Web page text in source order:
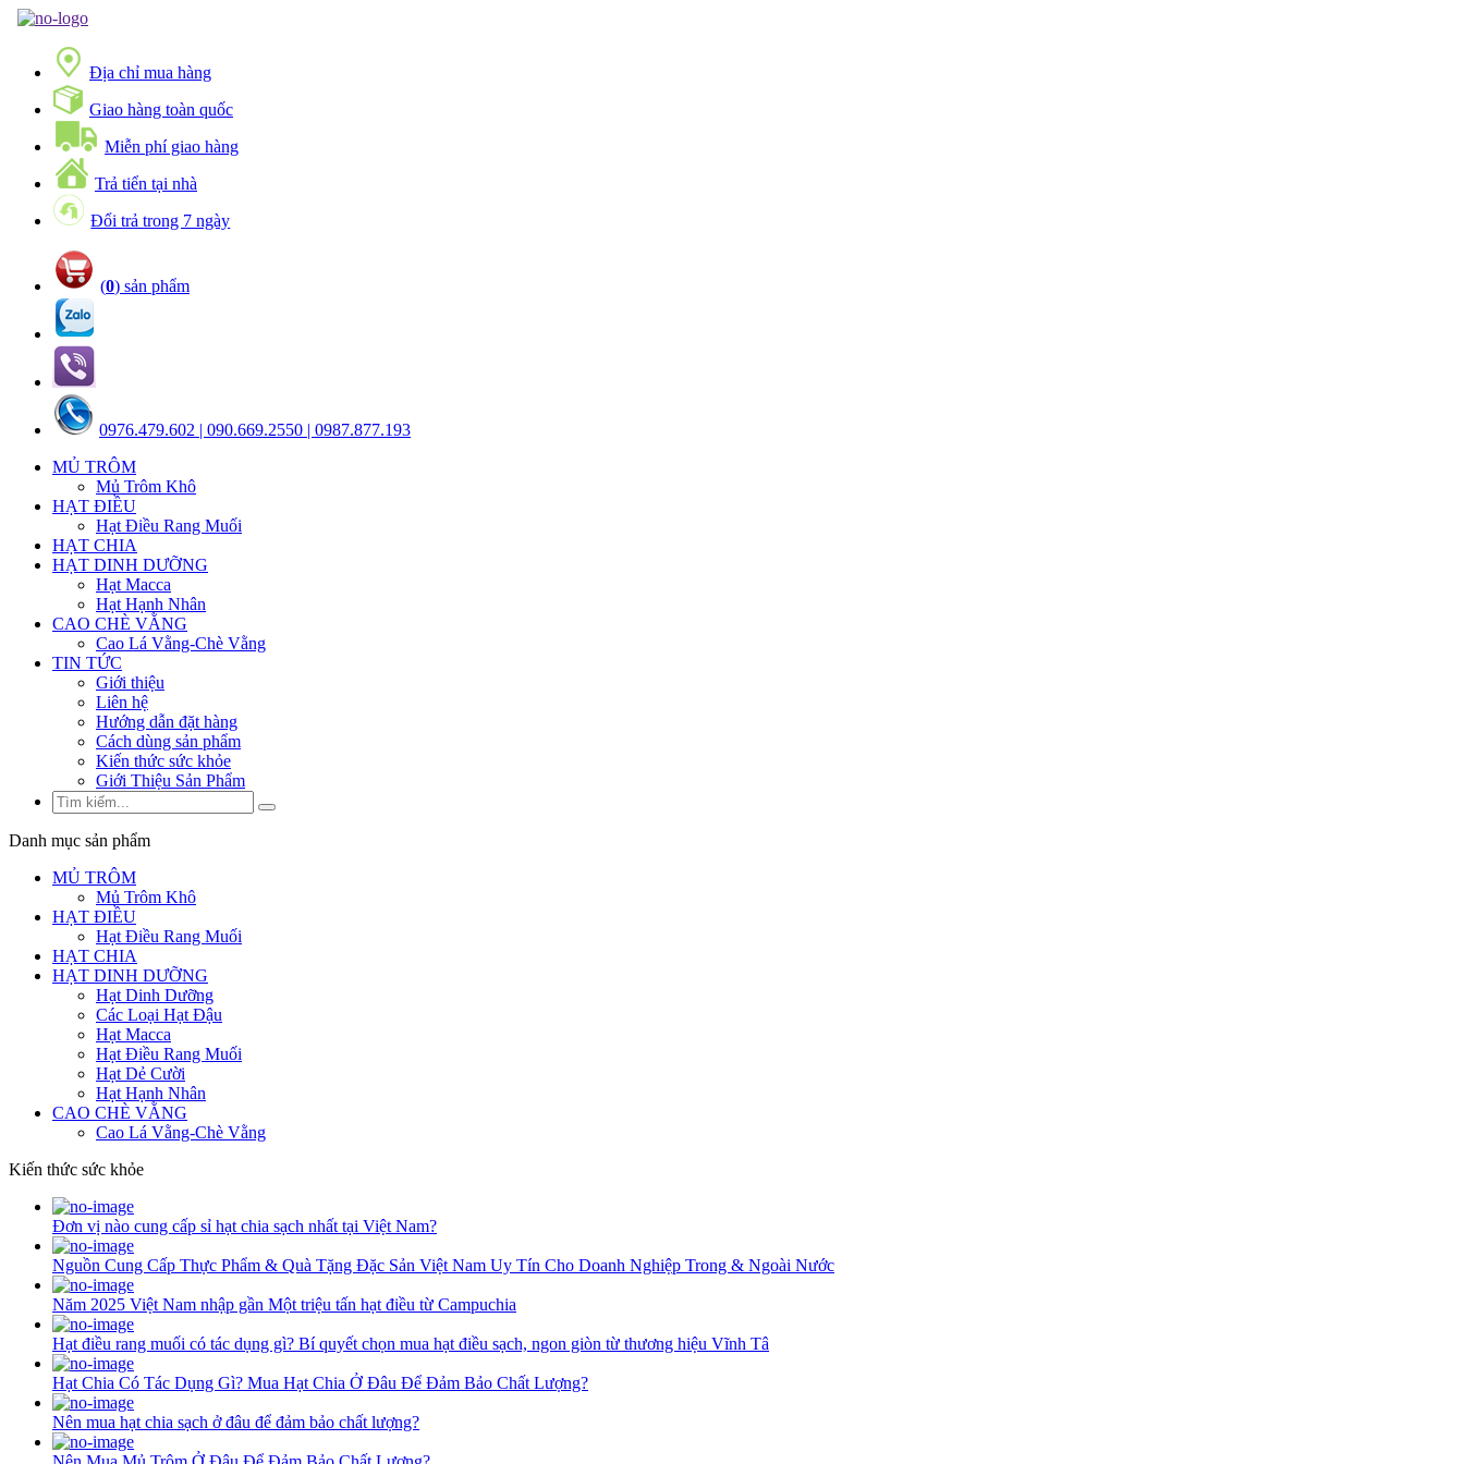
Địa chỉ mua hàng
Giao hàng toàn quốc
Miễn phí giao hàng
Trả tiển tại nhà
Đổi trả trong 7 ngày
(0) sản phẩm
0976.479.602 | 090.669.2550 | 0987.877.193
MỦ TRÔM
Mủ Trôm Khô
HẠT ĐIỀU
Hạt Điều Rang Muối
HẠT CHIA
HẠT DINH DƯỠNG
Hạt Macca
Hạt Hạnh Nhân
CAO CHÈ VẰNG
Cao Lá Vằng-Chè Vằng
TIN TỨC
Giới thiệu
Liên hệ
Hướng dẫn đặt hàng
Cách dùng sản phẩm
Kiến thức sức khỏe
Giới Thiệu Sản Phẩm
Danh mục sản phẩm
MỦ TRÔM
Mủ Trôm Khô
HẠT ĐIỀU
Hạt Điều Rang Muối
HẠT CHIA
HẠT DINH DƯỠNG
Hạt Dinh Dưỡng
Các Loại Hạt Đậu
Hạt Macca
Hạt Điều Rang Muối
Hạt Dẻ Cười
Hạt Hạnh Nhân
CAO CHÈ VẰNG
Cao Lá Vằng-Chè Vằng
Kiến thức sức khỏe
Đơn vị nào cung cấp sỉ hạt chia sạch nhất tại Việt Nam?
Nguồn Cung Cấp Thực Phẩm & Quà Tặng Đặc Sản Việt Nam Uy Tín Cho Doanh Nghiệp Trong & Ngoài Nước
Năm 2025 Việt Nam nhập gần Một triệu tấn hạt điều từ Campuchia
Hạt điều rang muối có tác dụng gì? Bí quyết chọn mua hạt điều sạch, ngon giòn từ thương hiệu Vĩnh Tâ
Hạt Chia Có Tác Dụng Gì? Mua Hạt Chia Ở Đâu Để Đảm Bảo Chất Lượng?
Nên mua hạt chia sạch ở đâu để đảm bảo chất lượng?